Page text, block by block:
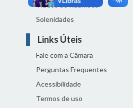
Vídeos de Reuniões
Solenidades
Links Úteis
Fale com a Câmara
Perguntas Frequentes
Acessibilidade
Termos de uso